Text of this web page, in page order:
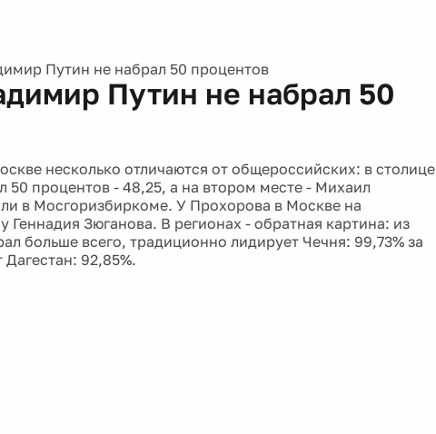
Путин не набрал 50 процентов
Путин не набрал 50
несколько отличаются от общероссийских: в столице
50 процентов - 48,25, а на втором месте - Михаил
в Мосгоризбиркоме. У Прохорова в Москве на
Геннадия Зюганова. В регионах - обратная картина: из
больше всего, традиционно лидирует Чечня: 99,73% за
92,85%.